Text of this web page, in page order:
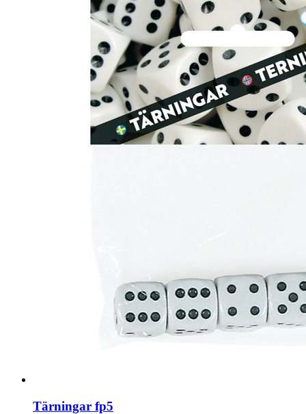
Tärningar fp5